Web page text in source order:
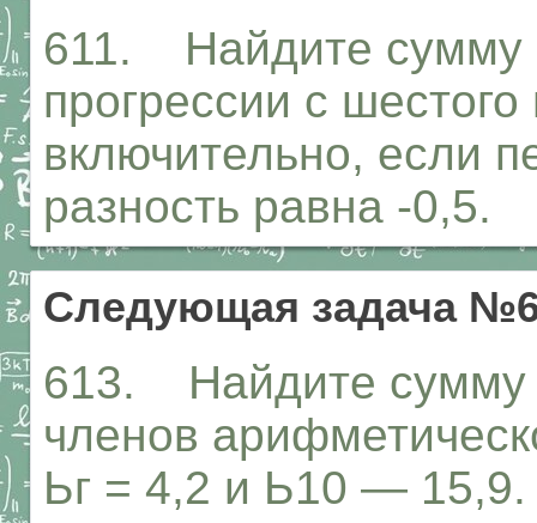
611. Найдите сумму
прогрессии с
включительно, если
разность равна -0,5.
Следующая задача
613. Найдите сумму
членов
Ьг = 4,2 и Ь10 — 15,9.